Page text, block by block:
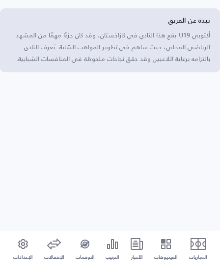
نبذة عن الفريق
أكتوبي U19 يقع هذا النادي في كازاخستان، وقد كان جزءًا مهمًا من المشهد
الرياضي المحلي، حيث ساهم في تطوير المواهب الشابة. يُعرف النادي
بالتزامه برعاية اللاعبين وقد حقق نجاحات ملحوظة في المنافسات الشبابية.
المباريات الفيديوهات الأخبار الترتيب التوقعات الإنتقالات الإعدادات